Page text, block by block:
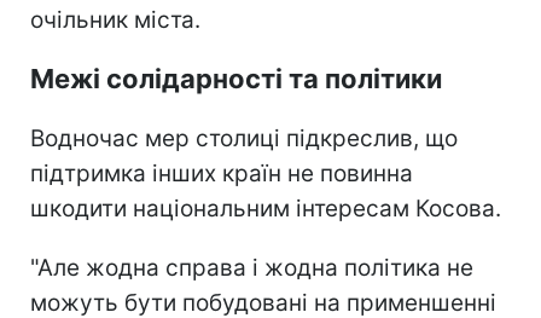
очільник міста.
Межі солідарності та політики
Водночас мер столиці підкреслив, що
підтримка інших країн не повинна
шкодити національним інтересам Косова.
"Але жодна справа і жодна політика не
можуть бути побудовані на применшенні